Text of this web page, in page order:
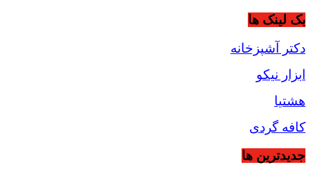
بک لینک ها
دکتر آشپزخانه
ابزار نیکو
هشتیا
کافه گردی
جديدترين ها